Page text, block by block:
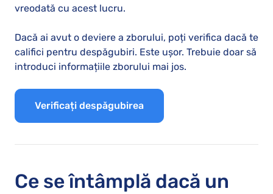
vreodată cu acest lucru.
Dacă ai avut o deviere a zborului, poți verifica dacă te
califici pentru despăgubiri. Este ușor. Trebuie doar să
introduci informațiile zborului mai jos.
Verificați despăgubirea
Ce se întâmplă dacă un